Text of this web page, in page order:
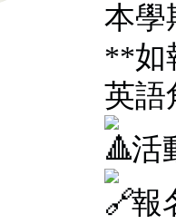
本學
**如
英語
活
報